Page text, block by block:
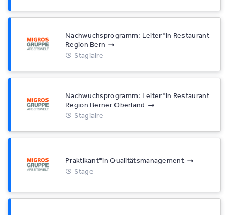
Nachwuchsprogramm: Leiter*​in Restaurant
Region Bern
Stagiaire
Nachwuchsprogramm: Leiter*​in Restaurant
Region Berner Oberland
Stagiaire
Praktikant*​in Qualitätsmanagement
Stage